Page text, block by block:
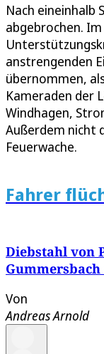
Nach eineinhalb
abgebrochen.
anstrengenden
übernommen,
Kameraden der
Windhagen,
Außerdem nicht
Feuerwache.
Fahrer
Diebstahl von
Von
Andreas Arnold